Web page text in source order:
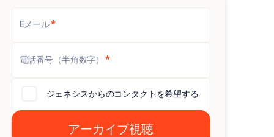
Eメール*
電話番号（半角数字） *
ジェネシスからのコンタクトを希望する